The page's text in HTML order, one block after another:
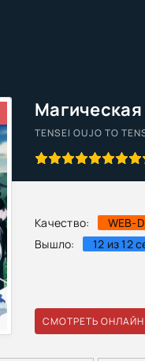
TENSEI OUJO TO
Качество:
WEB-
Вышло:
12 из 12
СМОТРЕТЬ ОНЛАЙН